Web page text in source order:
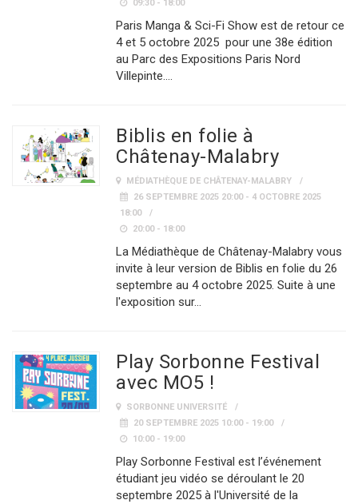
09:30 - 18:00
Paris Manga & Sci-Fi Show est de retour ce
4 et 5 octobre 2025 pour une 38e édition
au Parc des Expositions Paris Nord
Villepinte.…
Biblis en folie à
Châtenay-Malabry
MÉDIATHÈQUE DE CHÂTENAY-MALABRY
26 SEPTEMBRE 2025 20:00 - 4 OCTOBRE 2025
18:00
20:00 - 18:00
La Médiathèque de Châtenay-Malabry vous
invite à leur version de Biblis en folie du 26
septembre au 4 octobre 2025. Suite à une
l'exposition sur…
Play Sorbonne Festival
avec MO5 !
SORBONNE UNIVERSITÉ
20 SEPTEMBRE 2025 10:00 - 19:00
10:00 - 19:00
Play Sorbonne Festival est l’événement
étudiant jeu vidéo se déroulant le 20
septembre 2025 à l'Université de la